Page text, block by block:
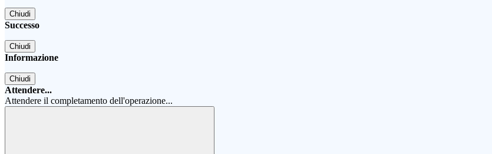
Chiudi
Successo
Chiudi
Informazione
Chiudi
Attendere...
Attendere il completamento dell'operazione...